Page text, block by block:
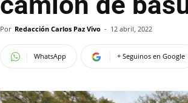
Por Redacción Carlos Paz Vivo - 12 abril, 2022
WhatsApp + Seguinos en Google